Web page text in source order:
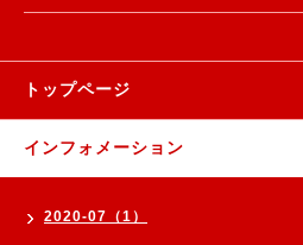
トップページ
インフォメーション
2020-07（1）